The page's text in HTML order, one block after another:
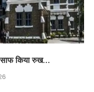
साफ किया रुख...